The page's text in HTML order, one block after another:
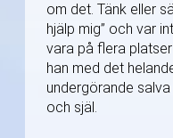
om det. Tänk eller
hjälp mig” och var
vara på flera
han med det
undergörande
och själ.